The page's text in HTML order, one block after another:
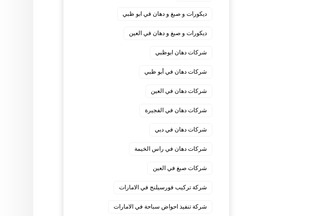
ديكورات و صبغ و دهان في ابو ظبي
ديكورات و صبغ و دهان في العين
شركات دهان ابوظبي
شركات دهان في أبو ظبي
شركات دهان في العين
شركات دهان في الفجيرة
شركات دهان في دبي
شركات دهان في راس الخيمة
شركات صبغ في العين
شركة تركيب فورسيلنج في الامارات
شركة تنفيذ احواض سباحة في الامارات